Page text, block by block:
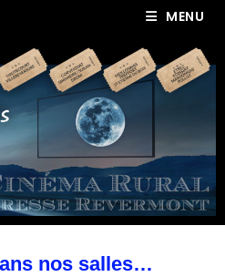
MENU
nos salles…